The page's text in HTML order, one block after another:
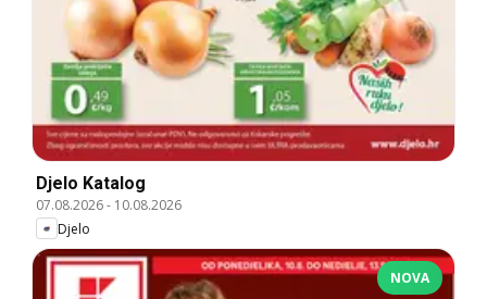
Djelo Katalog
07.08.2026- 10.08.2026
Djelo
NOVA